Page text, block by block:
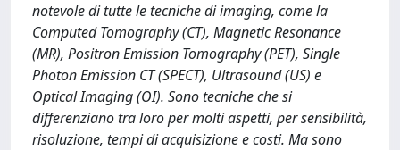
notevole di tutte le tecniche di imaging, come la
Computed Tomography (CT), Magnetic Resonance
(MR), Positron Emission Tomography (PET), Single
Photon Emission CT (SPECT), Ultrasound (US) e
Optical Imaging (OI). Sono tecniche che si
differenziano tra loro per molti aspetti, per sensibilità,
risoluzione, tempi di acquisizione e costi. Ma sono